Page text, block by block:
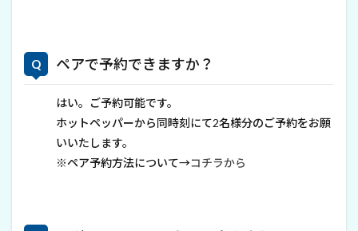
ペアで予約できますか？
はい。ご予約可能です。
ホットペッパーから同時刻にて2名様分のご予約をお願
いいたします。
※ペア予約方法について→コチラから